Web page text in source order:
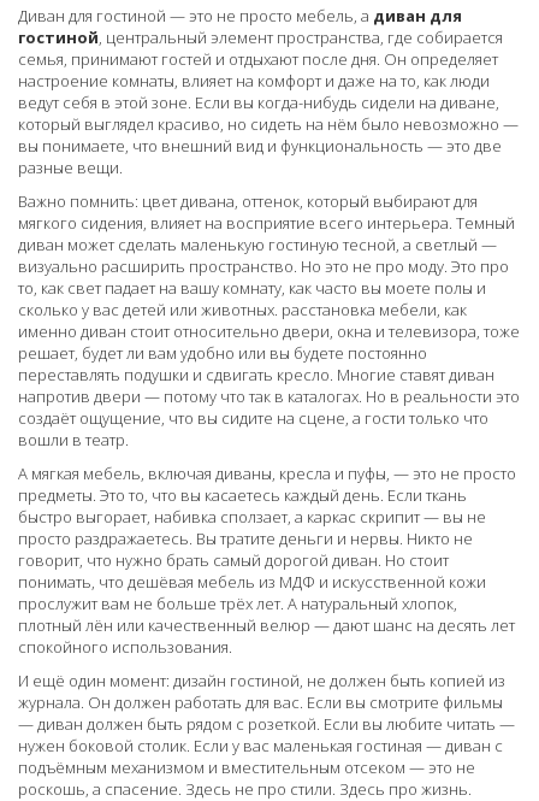
Диван для гостиной — это не просто мебель, а диван для
гостиной, центральный элемент пространства, где собирается
семья, принимают гостей и отдыхают после дня. Он определяет
настроение комнаты, влияет на комфорт и даже на то, как люди
ведут себя в этой зоне. Если вы когда-нибудь сидели на диване,
который выглядел красиво, но сидеть на нём было невозможно —
вы понимаете, что внешний вид и функциональность — это две
разные вещи.
Важно помнить: цвет дивана, оттенок, который выбирают для
мягкого сидения, влияет на восприятие всего интерьера. Темный
диван может сделать маленькую гостиную тесной, а светлый —
визуально расширить пространство. Но это не про моду. Это про
то, как свет падает на вашу комнату, как часто вы моете полы и
сколько у вас детей или животных. расстановка мебели, как
именно диван стоит относительно двери, окна и телевизора, тоже
решает, будет ли вам удобно или вы будете постоянно
переставлять подушки и сдвигать кресло. Многие ставят диван
напротив двери — потому что так в каталогах. Но в реальности это
создаёт ощущение, что вы сидите на сцене, а гости только что
вошли в театр.
А мягкая мебель, включая диваны, кресла и пуфы, — это не просто
предметы. Это то, что вы касаетесь каждый день. Если ткань
быстро выгорает, набивка сползает, а каркас скрипит — вы не
просто раздражаетесь. Вы тратите деньги и нервы. Никто не
говорит, что нужно брать самый дорогой диван. Но стоит
понимать, что дешёвая мебель из МДФ и искусственной кожи
прослужит вам не больше трёх лет. А натуральный хлопок,
плотный лён или качественный велюр — дают шанс на десять лет
спокойного использования.
И ещё один момент: дизайн гостиной, не должен быть копией из
журнала. Он должен работать для вас. Если вы смотрите фильмы
— диван должен быть рядом с розеткой. Если вы любите читать —
нужен боковой столик. Если у вас маленькая гостиная — диван с
подъёмным механизмом и вместительным отсеком — это не
роскошь, а спасение. Здесь не про стили. Здесь про жизнь.